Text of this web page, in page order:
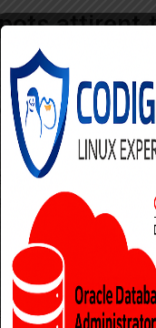
perspective d’un gain
à celle ressentie
les jackpots même
Moolah (plus de 20 M
à chaque mise,
aboutissent à un
du
d’alerte